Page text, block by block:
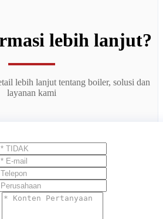
lebih lanjut?
lebih lanjut tentang boiler, solusi dan
layanan kami